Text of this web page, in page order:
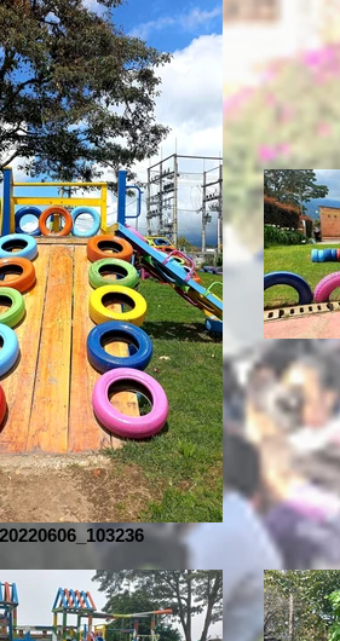
20220606_103236